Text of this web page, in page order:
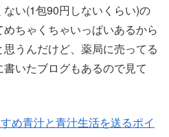
い(1包90円しないくらい)の
ちゃくちゃいっぱいあるから
うんだけど、薬局に売ってる
いたブログもあるので見て
め青汁と青汁生活を送るポイ